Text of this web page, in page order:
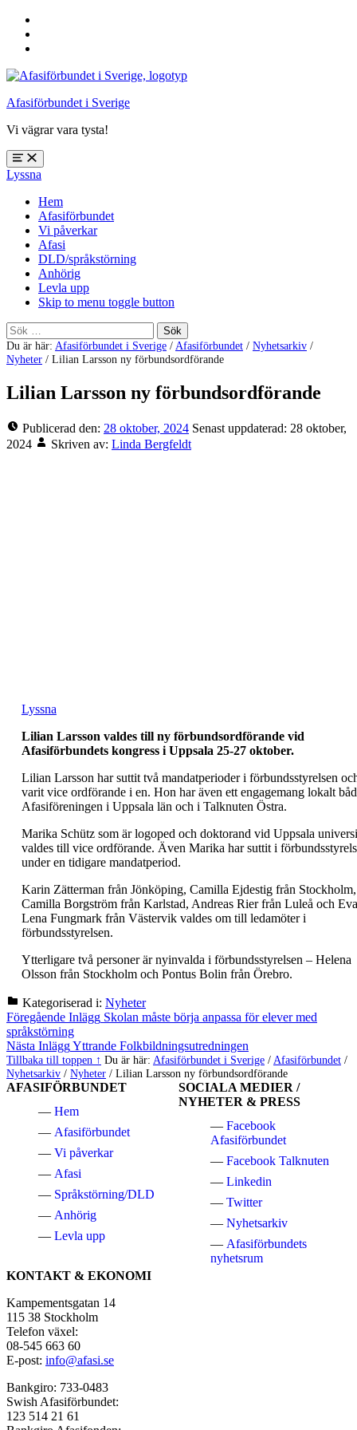
sidfoten
Afasiförbundet i Sverige
Vi vägrar vara tysta!
Öppna
meny:
%s
Lyssna
Hem
Afasiförbundet
Vi påverkar
Afasi
DLD/språkstörning
Anhörig
Levla upp
Skip to menu toggle button
Sök
efter:
Du är här: Afasiförbundet i Sverige /Afasiförbundet / Nyhetsarkiv /
Nyheter / Lilian Larsson ny förbundsordförande
Lilian Larsson ny förbundsordförande
Publicerad den: 28 oktober, 2024 Senast uppdaterad: 28 oktober,
2024
Skriven av: Linda Bergfeldt
Lyssna
Lilian Larsson valdes till ny förbundsordförande vid
Afasiförbundets kongress i Uppsala 25-27 oktober.
Lilian Larsson har suttit två mandatperioder i förbundsstyrelsen
varit vice ordförande i en. Hon har även ett engagemang lokalt
Afasiföreningen i Uppsala län och i Talknuten Östra.
Marika Schütz som är logoped och doktorand vid Uppsala
valdes till vice ordförande. Även Marika har suttit i
under en tidigare mandatperiod.
Karin Zätterman från Jönköping, Camilla Ejdestig från Stockholm,
Camilla Borgström från Karlstad, Andreas Rier från Luleå och
Lena Fungmark från Västervik valdes om till ledamöter i
förbundsstyrelsen.
Ytterligare två personer är nyinvalda i förbundsstyrelsen – Helena
Olsson från Stockholm och Pontus Bolin från Örebro.
Kategoriserad i: Nyheter
Hoppa
tillbaka
till
huvudnavigeringen
Inläggsnavigering
Föregående Inlägg Skolan måste börja anpassa för elever med
språkstörning
Nästa InläggYttrande Folkbildningsutredningen
Tillbaka till toppen ↑ Du är här: Afasiförbundet i Sverige / Afasiförbundet /
Nyhetsarkiv / Nyheter / Lilian Larsson ny förbundsordförande
AFASIFÖRBUNDET
Hem
Afasiförbundet
Vi påverkar
Afasi
Språkstörning/DLD
Anhörig
Levla upp
SOCIALA MEDIER /
NYHETER & PRESS
Facebook
Afasiförbundet
Facebook Talknuten
Linkedin
Twitter
Nyhetsarkiv
Afasiförbundets
nyhetsrum
KONTAKT & EKONOMI
Kampementsgatan 14
115 38 Stockholm
Telefon växel:
08-545 663 60
E-post: info@afasi.se
Bankgiro: 733-0483
Swish Afasiförbundet:
123 514 21 61